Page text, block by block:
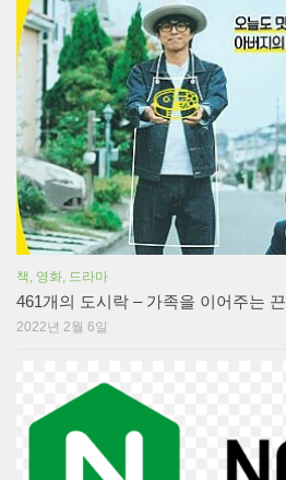
책, 영화, 드라마
461개의 도시락 – 가족을 이어주는 끈
2022년 2월 6일